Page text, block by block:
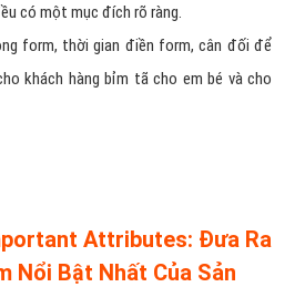
có một mục đích rõ ràng.
form, thời gian điền form, cân đối để
khách hàng bỉm tã cho em bé và cho
Attributes: Đưa Ra
Nổi Bật Nhất Của Sản